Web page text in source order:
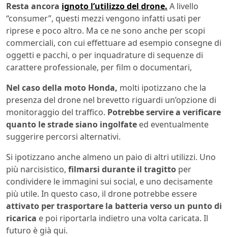
Resta ancora ignoto l’utilizzo del drone. A livello
“consumer”, questi mezzi vengono infatti usati per
riprese e poco altro. Ma ce ne sono anche per scopi
commerciali, con cui effettuare ad esempio consegne di
oggetti e pacchi, o per inquadrature di sequenze di
carattere professionale, per film o documentari,
Nel caso della moto Honda, molti ipotizzano che la
presenza del drone nel brevetto riguardi un’opzione di
monitoraggio del traffico. Potrebbe servire a verificare
quanto le strade siano ingolfate ed eventualmente
suggerire percorsi alternativi.
Si ipotizzano anche almeno un paio di altri utilizzi. Uno
più narcisistico, filmarsi durante il tragitto per
condividere le immagini sui social, e uno decisamente
più utile. In questo caso, il drone potrebbe essere
attivato per trasportare la batteria verso un punto di
ricarica e poi riportarla indietro una volta caricata. Il
futuro è già qui.